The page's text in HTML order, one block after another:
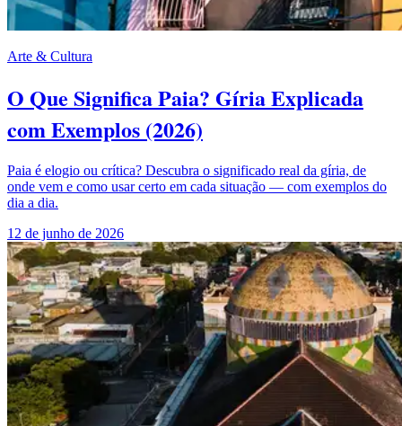
Arte & Cultura
O Que Significa Paia? Gíria Explicada
com Exemplos (2026)
Paia é elogio ou crítica? Descubra o significado real da gíria, de
onde vem e como usar certo em cada situação — com exemplos do
dia a dia.
12 de junho de 2026